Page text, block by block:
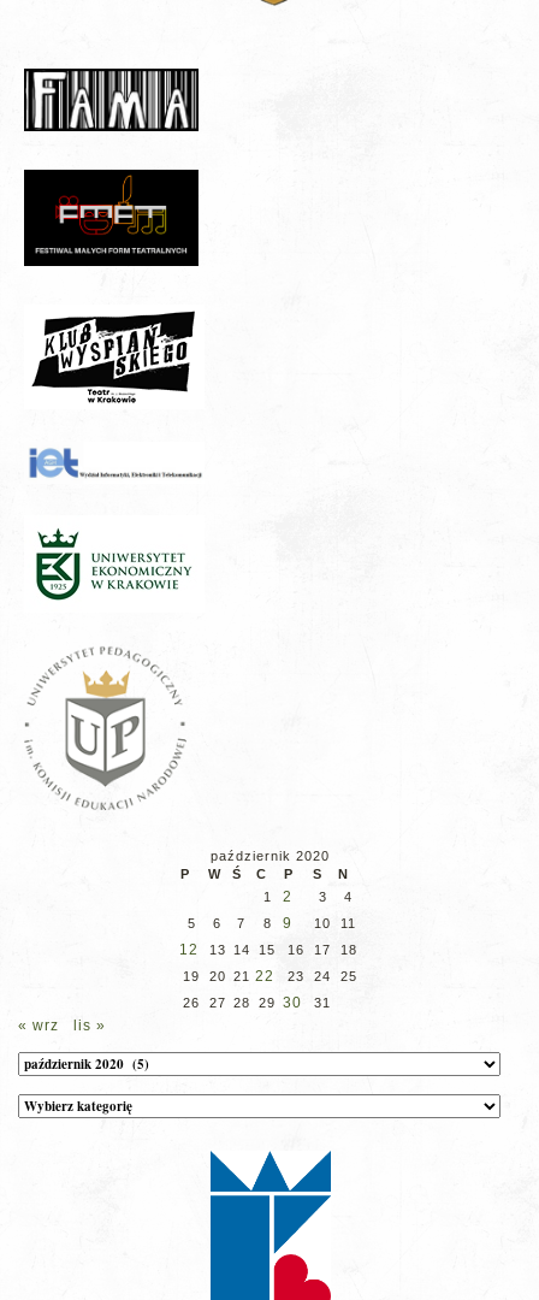
październik 2020
P
W Ś C P S
N
1
2 3
4
5
6 7 8 9 10 11
12 13 14 15 16 17
18
19
20 21 22 23 24
25
26
27 28 29 30 31
« wrz lis »
Archiwum
Kategorie
wpisów